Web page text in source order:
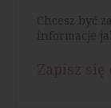
Chcesz być
informacje